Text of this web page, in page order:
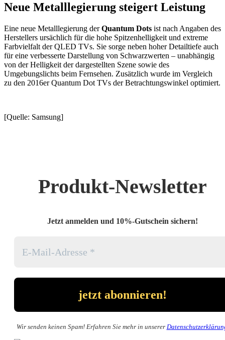
Neue Metalllegierung steigert Leistung
Eine neue Metalllegierung derQuantum Dots ist nach Angaben des
Herstellers ursächlich für die hohe Spitzenhelligkeit und extreme
Farbvielfalt der QLED TVs. Sie sorge neben hoher Detailtiefe auch
für eine verbesserte Darstellung von Schwarzwerten – unabhängig
von der Helligkeit der dargestellten Szene sowie des
Umgebungslichts beim Fernsehen. Zusätzlich wurde im Vergleich
zu den 2016er Quantum Dot TVs der Betrachtungswinkel optimiert.
[Quelle: Samsung]
Produkt-Newsletter
Jetzt anmelden und 10%-Gutschein sichern!
Wir senden keinen Spam! Erfahren Sie mehr in unserer